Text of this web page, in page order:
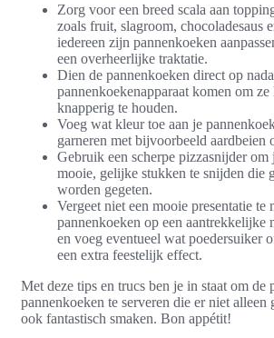
Zorg voor een breed scala aan
zoals fruit, slagroom, chocoladesaus
iedereen zijn pannenkoeken
een overheerlijke traktatie.
Dien de pannenkoeken direct op
pannenkoekenapparaat komen om
knapperig te houden.
Voeg wat kleur toe aan je
garneren met bijvoorbeeld aardbeien
Gebruik een scherpe pizzasnijder om
mooie, gelijke stukken te snijden die
worden gegeten.
Vergeet niet een mooie presentatie te
pannenkoeken op een aantrekkelijke
en voeg eventueel wat poedersuiker
een extra feestelijk effect.
Met deze tips en trucs ben je in staat om de
pannenkoeken te serveren die er niet alleen
ook fantastisch smaken. Bon appétit!